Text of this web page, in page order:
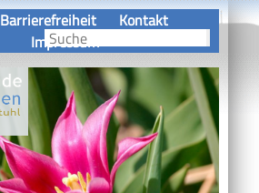
Barrierefreiheit
Kontakt
Impressum